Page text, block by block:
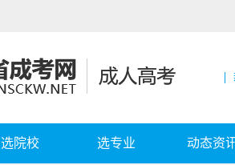
选院校 选专业 动态资